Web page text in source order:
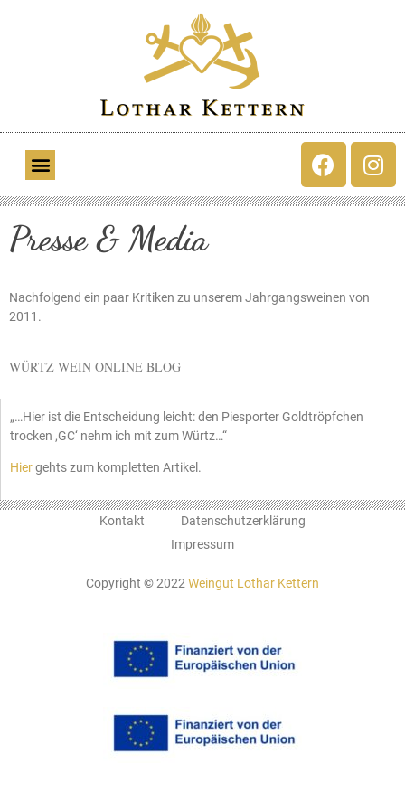
Presse & Media
Nachfolgend ein paar Kritiken zu unserem Jahrgangsweinen von
2011.
WÜRTZ WEIN ONLINE BLOG
„…Hier ist die Entscheidung leicht: den Piesporter Goldtröpfchen
trocken ,GC‘ nehm ich mit zum Würtz…“
Hiergehts zum kompletten Artikel.
Kontakt
Datenschutzerklärung
Impressum
Copyright © 2022 Weingut Lothar Kettern